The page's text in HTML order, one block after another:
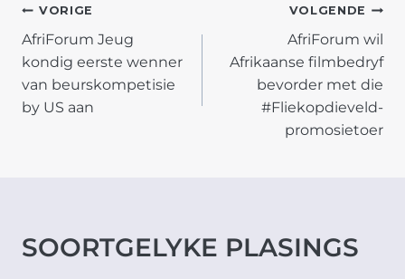
POST
NAVIGATION
VORIGE
AfriForum Jeug
kondig eerste wenner
van beurskompetisie
by US aan
VOLGENDE
AfriForum wil
Afrikaanse filmbedryf
bevorder met die
#Fliekopdieveld-
promosietoer
SOORTGELYKE PLASINGS